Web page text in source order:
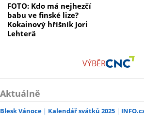
FOTO: Kdo má nejhezčí
babu ve finské lize?
Kokainový hříšník Jori
Lehterä
VÝBĚR
Aktuálně
Blesk Vánoce Kalendář svátků 2025